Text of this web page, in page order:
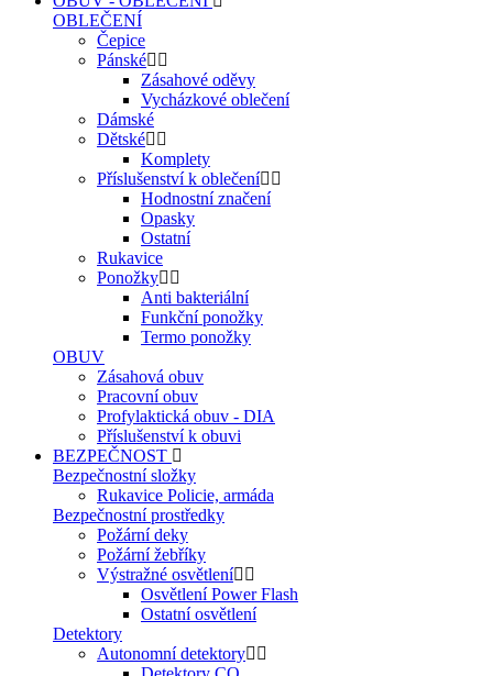
OBLEČENÍ
Čepice
Pánské
Zásahové oděvy
Vycházkové oblečení
Dámské
Dětské
Komplety
Příslušenství k oblečení
Hodnostní značení
Opasky
Ostatní
Rukavice
Ponožky
Anti bakteriální
Funkční ponožky
Termo ponožky
OBUV
Zásahová obuv
Pracovní obuv
Profylaktická obuv - DIA
Příslušenství k obuvi
BEZPEČNOST
Bezpečnostní složky
Rukavice Policie, armáda
Bezpečnostní prostředky
Požární deky
Požární žebříky
Výstražné osvětlení
Osvětlení Power Flash
Ostatní osvětlení
Detektory
Autonomní detektory